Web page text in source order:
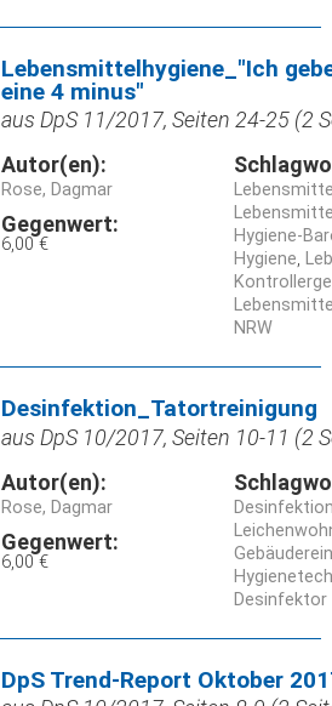
Lebensmittelhygiene_"Ich
eine 4 minus"
aus DpS 11/2017, Seiten 24-25 (2
Autor(en):
Rose, Dagmar
Gegenwert:
6,00 €
Hygiene-
Hygiene
NRW
Desinfektion_Tatortreinigung
aus DpS 10/2017, Seiten 10-11 (2
Autor(en):
Rose, Dagmar
Gegenwert:
6,00 €
Desinfektor
DpS Trend-Report Oktober